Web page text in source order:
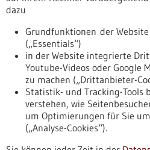
Nach oben
dazu
Grundfunktionen der
(„Essentials“)
in der Website integrierte
Youtube-Videos oder Google
zu machen („Drittanbieter-
Statistik- und Tracking-Tools
verstehen, wie
um Optimierungen für Sie
(„Analyse-Cookies“).